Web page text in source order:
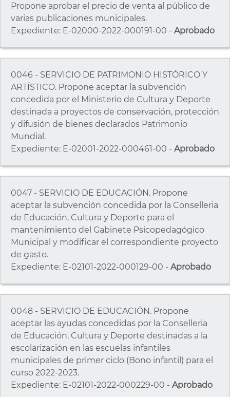
Propone aprobar el precio de venta al público de
varias publicaciones municipales.
Expediente: E-02000-2022-000191-00 - Aprobado
0046 - SERVICIO DE PATRIMONIO HISTÓRICO Y
ARTÍSTICO. Propone aceptar la subvención
concedida por el Ministerio de Cultura y Deporte
destinada a proyectos de conservación, protección
y difusión de bienes declarados Patrimonio
Mundial.
Expediente: E-02001-2022-000461-00 - Aprobado
0047 - SERVICIO DE EDUCACIÓN. Propone
aceptar la subvención concedida por la Conselleria
de Educación, Cultura y Deporte para el
mantenimiento del Gabinete Psicopedagógico
Municipal y modificar el correspondiente proyecto
de gasto.
Expediente: E-02101-2022-000129-00 - Aprobado
0048 - SERVICIO DE EDUCACIÓN. Propone
aceptar las ayudas concedidas por la Conselleria
de Educación, Cultura y Deporte destinadas a la
escolarización en las escuelas infantiles
municipales de primer ciclo (Bono infantil) para el
curso 2022-2023.
Expediente: E-02101-2022-000229-00 - Aprobado